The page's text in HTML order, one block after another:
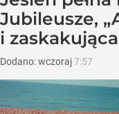
Jubileusze,
i
Dodano:wczoraj7:57